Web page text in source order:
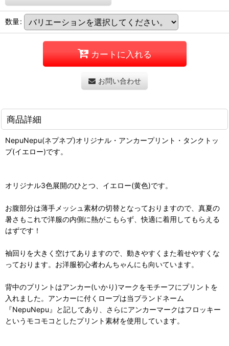
数量:
カートに入れる
お問い合わせ
商品詳細
NepuNepu(ネプネプ)オリジナル・アンカープリント・タンクトッ
プ(イエロー)です。
オリジナル3色展開のひとつ、イエロー(黄色)です。
お腹部分は薄手メッシュ素材の切替となっておりますので、真夏の
暑さもこれで洋服の内側に熱がこもらず、快適に着用してもらえる
はずです！
袖回りを大きく空けてありますので、動きやすくまた着せやすくな
っております。お洋服初心者わんちゃんにも向いています。
背中のプリントはアンカー(いかり)マークをモチーフにプリントを
入れました。アンカーに付くロープは当ブランドネーム
『NepuNepu』と記してあり、さらにアンカーマークはフロッキー
というモコモコとしたプリント素材を使用しています。